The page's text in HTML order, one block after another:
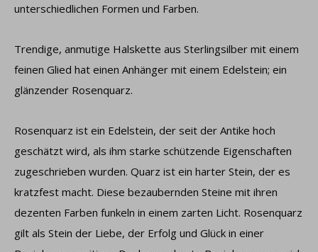
unterschiedlichen Formen und Farben.
Trendige, anmutige Halskette aus Sterlingsilber mit einem
feinen Glied hat einen Anhänger mit einem Edelstein; ein
glänzender Rosenquarz.
Rosenquarz ist ein Edelstein, der seit der Antike hoch
geschätzt wird, als ihm starke schützende Eigenschaften
zugeschrieben wurden. Quarz ist ein harter Stein, der es
kratzfest macht. Diese bezaubernden Steine ​​mit ihren
dezenten Farben funkeln in einem zarten Licht. Rosenquarz
gilt als Stein der Liebe, der Erfolg und Glück in einer